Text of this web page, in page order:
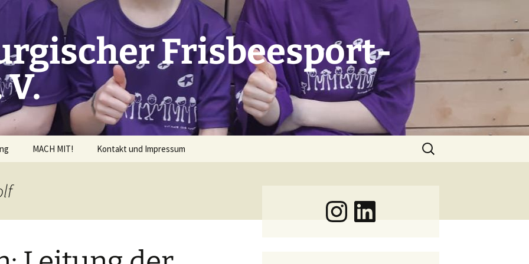
Frisbeesport-
beantragen
MACH MIT! Kontakt und Impressum
Suchen
nach:
Instagram
LinkedIn